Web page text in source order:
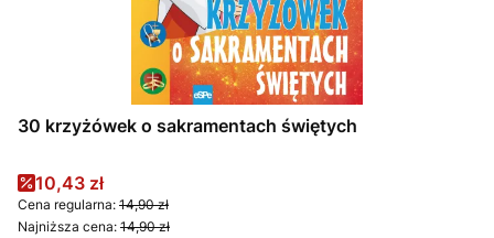
30 krzyżówek o sakramentach świętych
Cena promocyjna
10,43 zł
Cena regularna: 14,90 zł
Najniższa cena: 14,90 zł